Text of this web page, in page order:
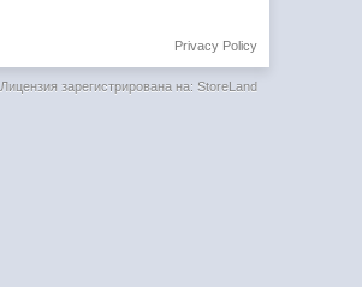
Privacy Policy
Лицензия зарегистрирована на: StoreLand